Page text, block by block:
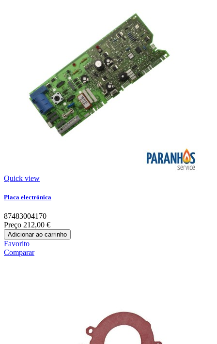
Quick view
Placa electrónica
87483004170
Preço 212,00 €
Adicionar ao carrinho
Favorito
Comparar